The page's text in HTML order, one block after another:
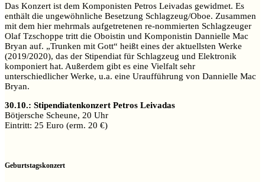
Das Konzert ist dem Komponisten Petros Leivadas gewidmet. Es
enthält die ungewöhnliche Besetzung Schlagzeug/Oboe. Zusammen
mit dem hier mehrmals aufgetretenen re-nommierten Schlagzeuger
Olaf Tzschoppe tritt die Oboistin und Komponistin Dannielle Mac
Bryan auf. „Trunken mit Gott“ heißt eines der aktuellsten Werke
(2019/2020), das der Stipendiat für Schlagzeug und Elektronik
komponiert hat. Außerdem gibt es eine Vielfalt sehr
unterschiedlicher Werke, u.a. eine Uraufführung von Dannielle Mac
Bryan.
30.10.: Stipendiatenkonzert Petros Leivadas
Bötjersche Scheune, 20 Uhr
Eintritt: 25 Euro (erm. 20 €)
Geburtstagskonzert